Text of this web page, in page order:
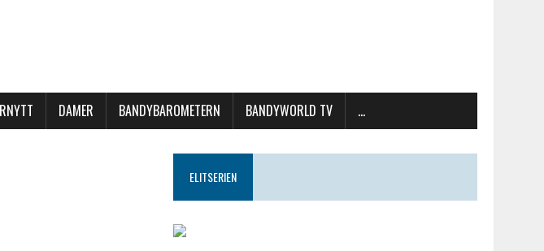
DAMER BANDYBAROMETERN BANDYWORLD TV …
ELITSERIEN